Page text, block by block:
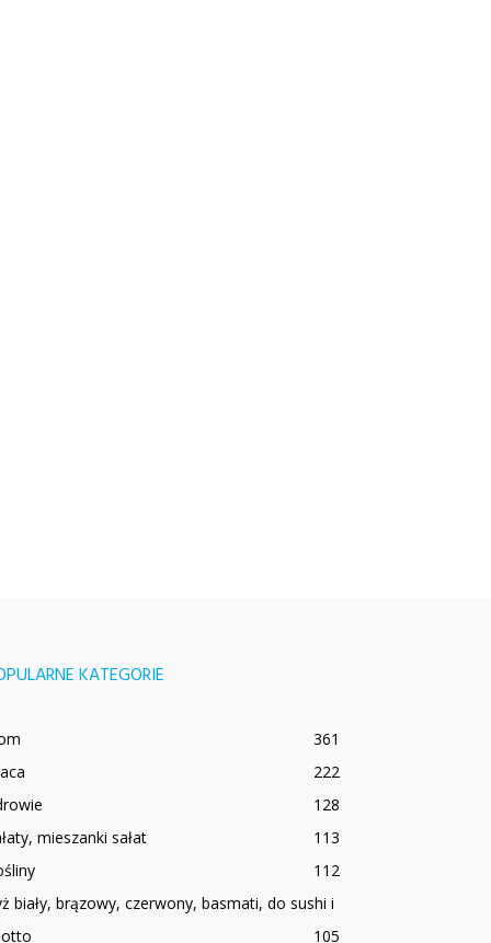
KATEGORIE
361
222
128
mieszanki sałat
113
112
biały, brązowy, czerwony, basmati, do sushi i
105